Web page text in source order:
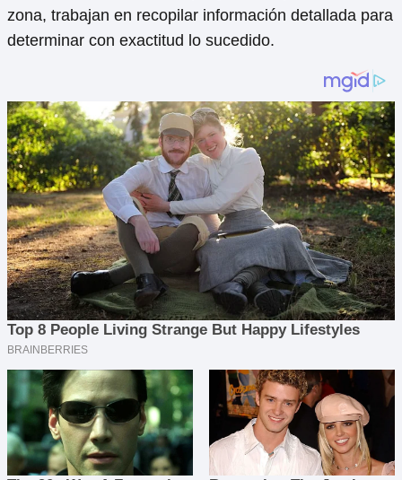
zona, trabajan en recopilar información detallada para
determinar con exactitud lo sucedido.